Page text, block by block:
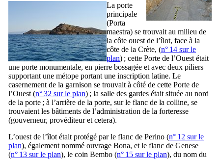
La porte
principale
(Porta
maestra) se trouvait au milieu de
la côte ouest de l’îlot, face à la
côte de la Crète, (n° 14 sur le
plan) ; cette Porte de l’Ouest était
une porte monumentale, en pierre bossagée et avec deux piliers
supportant une métope portant une inscription latine. Le
casernement de la garnison se trouvait à côté de cette Porte de
l’Ouest (n° 32 sur le plan) ; la salle des gardes était située au nord
de la porte ; à l’arrière de la porte, sur le flanc de la colline, se
trouvaient les bâtiments de l’administration de la forteresse
(gouverneur, provéditeur et cetera).
L’ouest de l’îlot était protégé par le flanc de Perino (n° 12 sur le
plan), également nommé ouvrage Bona, et le flanc de Genese
(n° 13 sur le plan), le coin Bembo (n° 15 sur le plan), du nom du